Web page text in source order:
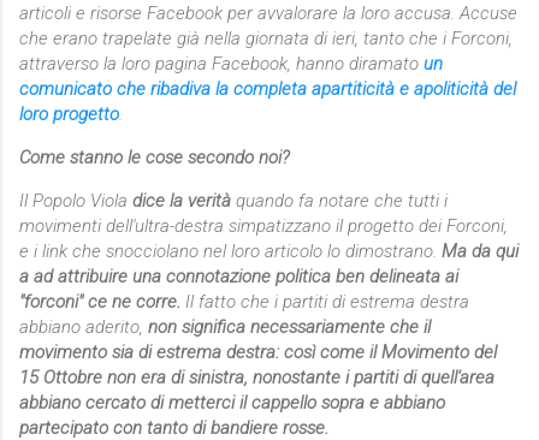
articoli e risorse Facebook per avvalorare la loro accusa. Accuse
che erano trapelate già nella giornata di ieri, tanto che i Forconi,
attraverso la loro pagina Facebook, hanno diramato un
comunicato che ribadiva la completa apartiticità e apoliticità del
loro progetto
Come stanno le cose secondo noi?
Il Popolo Viola dice la verità quando fa notare che tutti i
movimenti dell'ultra-destra simpatizzano il progetto dei Forconi,
e i link che snocciolano nel loro articolo lo dimostrano. Ma da qui
a ad attribuire una connotazione politica ben delineata ai
"forconi" ce ne corre. Il fatto che i partiti di estrema destra
abbiano aderito, non significa necessariamente che il
movimento sia di estrema destra: così come il Movimento del
15 Ottobre non era di sinistra, nonostante i partiti di quell'area
abbiano cercato di metterci il cappello sopra e abbiano
partecipato con tanto di bandiere rosse.